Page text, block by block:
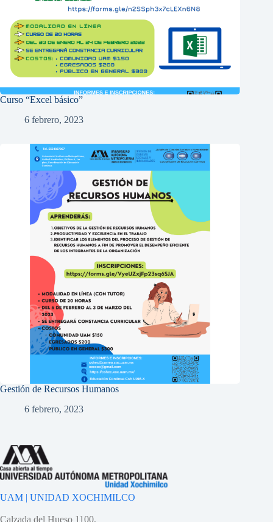
Curso “Excel básico”
6 febrero, 2023
Gestión de Recursos Humanos
6 febrero, 2023
UAM | UNIDAD XOCHIMILCO
Calzada del Hueso 1100,